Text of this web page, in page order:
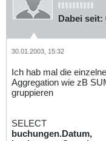
Dabei seit:
30.01.2003, 15:32
Ich hab mal die
Aggregation wie zB
gruppieren
SELECT
buchungen.Datum,